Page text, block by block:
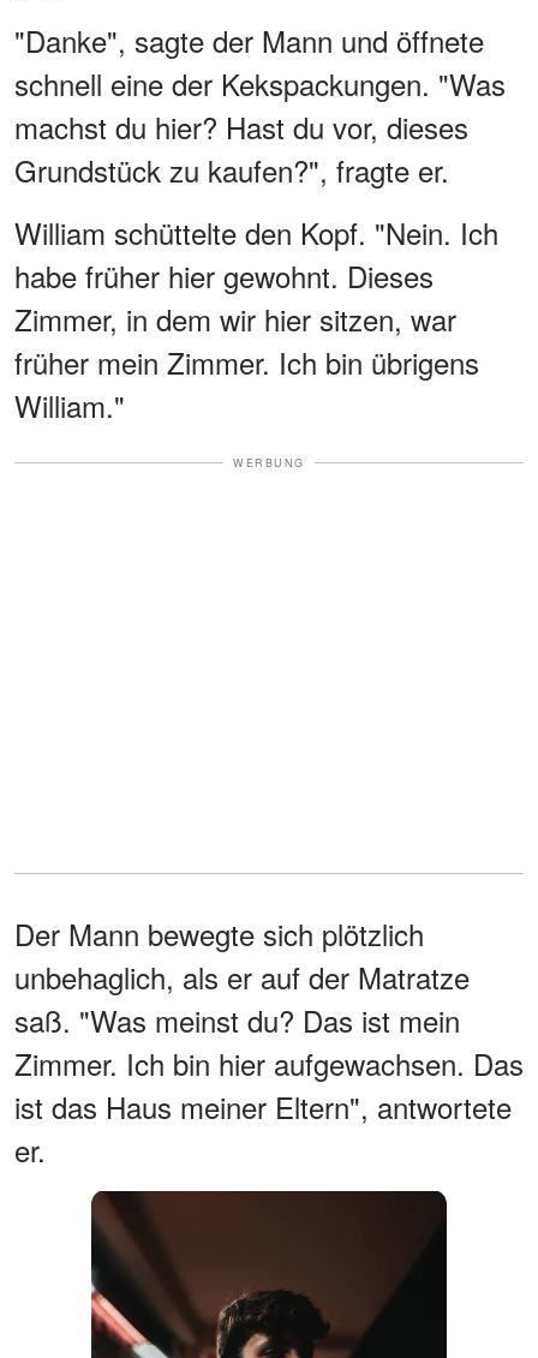
"Danke", sagte der Mann und öffnete
schnell eine der Kekspackungen. "Was
machst du hier? Hast du vor, dieses
Grundstück zu kaufen?", fragte er.
William schüttelte den Kopf. "Nein. Ich
habe früher hier gewohnt. Dieses
Zimmer, in dem wir hier sitzen, war
früher mein Zimmer. Ich bin übrigens
William."
WERBUNG
Der Mann bewegte sich plötzlich
unbehaglich, als er auf der Matratze
saß. "Was meinst du? Das ist mein
Zimmer. Ich bin hier aufgewachsen. Das
ist das Haus meiner Eltern", antwortete
er.